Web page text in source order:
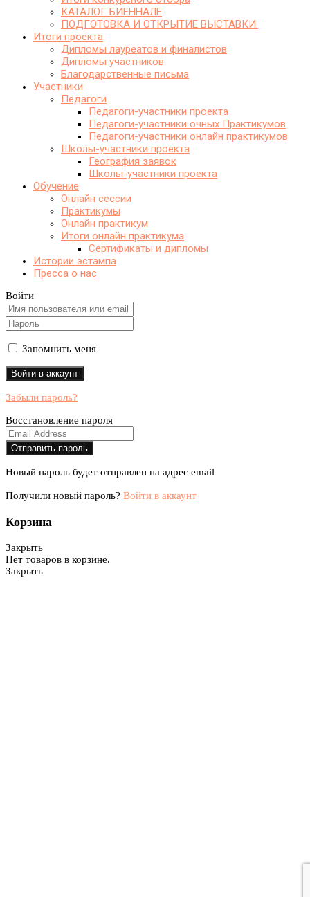
КАТАЛОГ БИЕННАЛЕ
ПОДГОТОВКА И ОТКРЫТИЕ ВЫСТАВКИ.
Итоги проекта
Дипломы лауреатов и финалистов
Дипломы участников
Благодарственные письма
Участники
Педагоги
Педагоги-участники проекта
Педагоги-участники очных Практикумов
Педагоги-участники онлайн практикумов
Школы-участники проекта
География заявок
Школы-участники проекта
Обучение
Онлайн сессии
Практикумы
Онлайн практикум
Итоги онлайн практикума
Сертификаты и дипломы
Истории эстампа
Пресса о нас
Войти
Запомнить меня
Забыли пароль?
Восстановление пароля
Новый пароль будет отправлен на адрес email
Получили новый пароль? Войти в аккаунт
Корзина
Закрыть
Нет товаров в корзине.
Закрыть